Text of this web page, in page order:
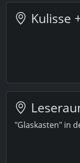
Kulisse
"Glaskasten" in